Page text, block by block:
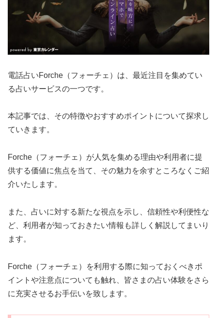
電話占いForche（フォーチェ）は、最近注目を集めてい
る占いサービスの一つです。
本記事では、その特徴やおすすめポイントについて探求し
ていきます。
Forche（フォーチェ）が人気を集める理由や利用者に提
供する価値に焦点を当て、その魅力を余すところなくご紹
介いたします。
また、占いに対する新たな視点を示し、信頼性や利便性な
ど、利用者が知っておきたい情報も詳しく解説してまいり
ます。
Forche（フォーチェ）を利用する際に知っておくべきポ
イントや注意点についても触れ、皆さまの占い体験をさら
に充実させるお手伝いを致します。